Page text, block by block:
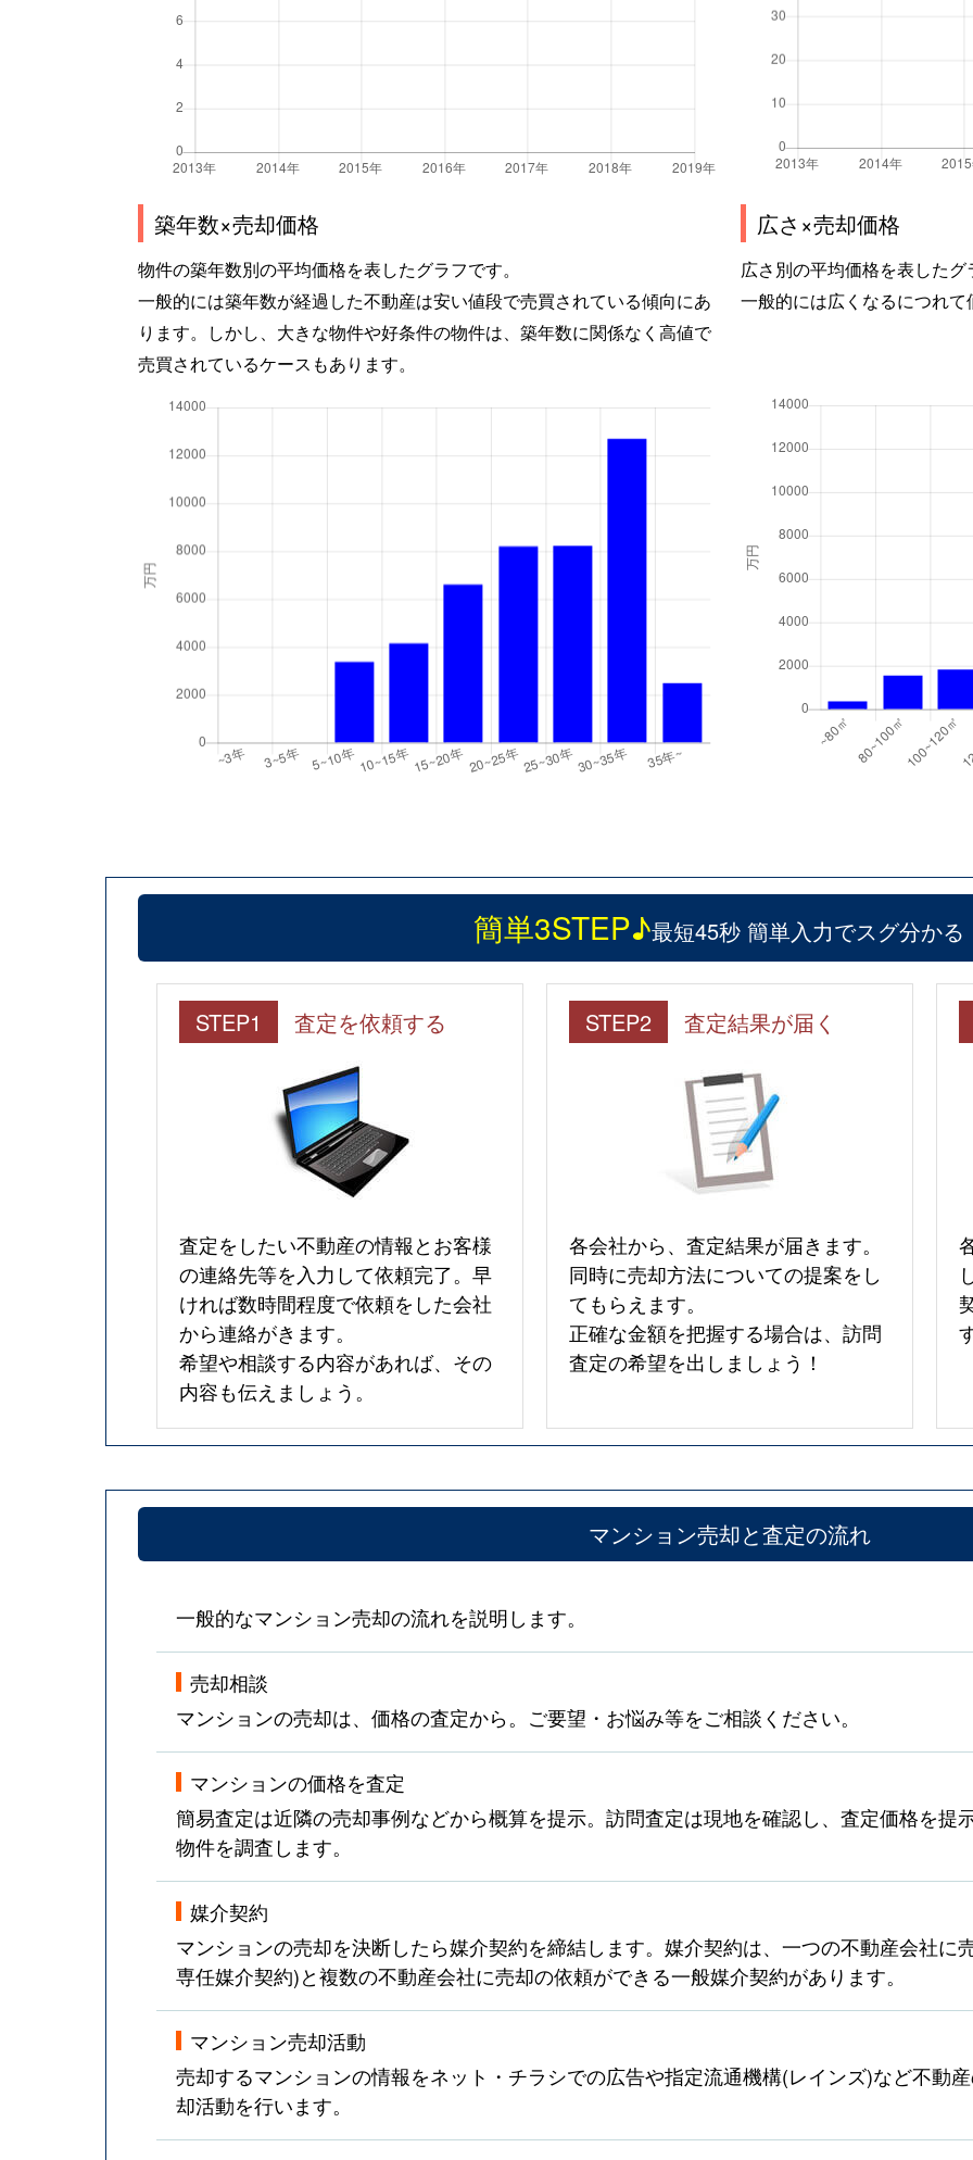
築年数×売却価格
物件の築年数別の平均価格を表したグラフです。
一般的には築年数が経過した不動産は安い値段で売買されている傾向にあ
ります。しかし、大きな物件や好条件の物件は、築年数に関係なく高値で
売買されているケースもあります。
広さ×売却価格
広さ別の平均価格を表した
一般的には広くなるにつれ
簡単3STEP♪最短45秒 簡単入力でスグ分かる
STEP1 査定を依頼する
査定をしたい不動産の情報とお客様
の連絡先等を入力して依頼完了。早
ければ数時間程度で依頼をした会社
から連絡がきます。
希望や相談する内容があれば、その
内容も伝えましょう。
STEP2 査定結果が届く
各会社から、査定結果が届きます。
同時に売却方法についての提案をし
てもらえます。
正確な金額を把握する場合は、訪問
査定の希望を出しましょう！
マンション売却と査定の流れ
一般的なマンション売却の流れを説明します。
売却相談
マンションの売却は、価格の査定から。ご要望・お悩み等をご相談ください。
マンションの価格を査定
簡易査定は近隣の売却事例などから概算を提示。訪問査定は現地を確認し、査定価格を提
物件を調査します。
媒介契約
マンションの売却を決断したら媒介契約を締結します。媒介契約は、一つの不動産会社に
専任媒介契約)と複数の不動産会社に売却の依頼ができる一般媒介契約があります。
マンション売却活動
売却するマンションの情報をネット・チラシでの広告や指定流通機構(レインズ)など不動
却活動を行います。